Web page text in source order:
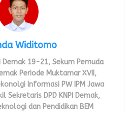
Widitomo
Demak 19-21, Sekum Pemuda
Periode Muktamar XVII,
Informasi PW IPM Jawa
Sekretaris DPD KNPI Demak,
dan Pendidikan BEM